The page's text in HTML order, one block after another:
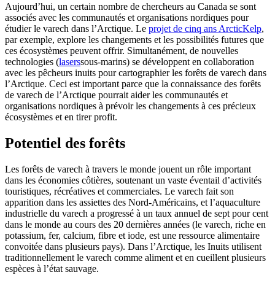
Aujourd’hui, un certain nombre de chercheurs au Canada se sont
associés avec les communautés et organisations nordiques pour
étudier le varech dans l’Arctique. Le projet de cinq ans ArcticKelp,
par exemple, explore les changements et les possibilités futures que
ces écosystèmes peuvent offrir. Simultanément, de nouvelles
technologies (laserssous-marins) se développent en collaboration
avec les pêcheurs inuits pour cartographier les forêts de varech dans
l’Arctique. Ceci est important parce que la connaissance des forêts
de varech de l’Arctique pourrait aider les communautés et
organisations nordiques à prévoir les changements à ces précieux
écosystèmes et en tirer profit.
Potentiel des forêts
Les forêts de varech à travers le monde jouent un rôle important
dans les économies côtières, soutenant un vaste éventail d’activités
touristiques, récréatives et commerciales. Le varech fait son
apparition dans les assiettes des Nord-Américains, et l’aquaculture
industrielle du varech a progressé à un taux annuel de sept pour cent
dans le monde au cours des 20 dernières années (le varech, riche en
potassium, fer, calcium, fibre et iode, est une ressource alimentaire
convoitée dans plusieurs pays). Dans l’Arctique, les Inuits utilisent
traditionnellement le varech comme aliment et en cueillent plusieurs
espèces à l’état sauvage.